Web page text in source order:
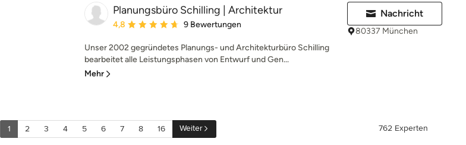
Planungsbüro Schilling | Architektur
Durchschnittliche Bewertung: 4.8 von 5 Sternen
4,8 9 Bewertungen
Unser 2002 gegründetes Planungs- und Architekturbüro Schilling
bearbeitet alle Leistungsphasen von Entwurf und Gen...
Mehr
Nachricht
80337 München
1 2 3 4 5 6 7 8 16 Weiter 762 Experten